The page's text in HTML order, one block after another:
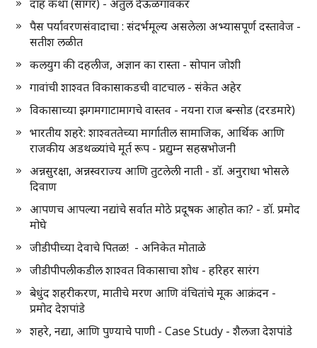
दाह कथा (सागर) - अतुल देऊळगावकर
पैस पर्यावरणसंवादाचा : संदर्भमूल्य असलेला अभ्यासपूर्ण दस्तावेज -
सतीश लळीत
कलयुग की दहलीज, अज्ञान का रास्ता - सोपान जोशी
गावांची शाश्वत विकासाकडची वाटचाल - संकेत अहेर
विकासाच्या झगमगाटामागचे वास्तव - नयना राज बन्सोड (दरडमारे)
भारतीय शहरे: शाश्वततेच्या मार्गातील सामाजिक, आर्थिक आणि
राजकीय अडथळ्यांचे मूर्त रूप - प्रद्युम्न सहस्रभोजनी
अन्नसुरक्षा, अन्नस्वराज्य आणि तुटलेली नाती - डॉ. अनुराधा भोसले
दिवाण
आपणच आपल्या नद्यांचे सर्वात मोठे प्रदूषक आहोत का? - डॉ. प्रमोद
मोघे
जीडीपीच्या देवाचे पितळ! - अनिकेत मोताळे
जीडीपीपलीकडील शाश्वत विकासाचा शोध - हरिहर सारंग
बेधुंद शहरीकरण, मातीचे मरण आणि वंचितांचे मूक आक्रंदन -
प्रमोद देशपांडे
शहरे, नद्या, आणि पुण्याचे पाणी - Case Study - शैलजा देशपांडे